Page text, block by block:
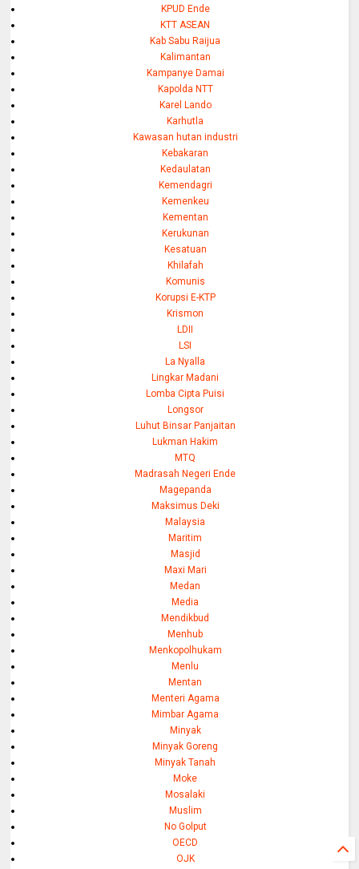
KPUD Ende
KTT ASEAN
Kab Sabu Raijua
Kalimantan
Kampanye Damai
Kapolda NTT
Karel Lando
Karhutla
Kawasan hutan industri
Kebakaran
Kedaulatan
Kemendagri
Kemenkeu
Kementan
Kerukunan
Kesatuan
Khilafah
Komunis
Korupsi E-KTP
Krismon
LDII
LSI
La Nyalla
Lingkar Madani
Lomba Cipta Puisi
Longsor
Luhut Binsar Panjaitan
Lukman Hakim
MTQ
Madrasah Negeri Ende
Magepanda
Maksimus Deki
Malaysia
Maritim
Masjid
Maxi Mari
Medan
Media
Mendikbud
Menhub
Menkopolhukam
Menlu
Mentan
Menteri Agama
Mimbar Agama
Minyak
Minyak Goreng
Minyak Tanah
Moke
Mosalaki
Muslim
No Golput
OECD
OJK